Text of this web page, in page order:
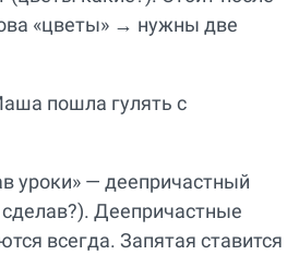
«цветы» → нужны две
пошла гулять с
— деепричастный
Деепричастные
всегда. Запятая ставится